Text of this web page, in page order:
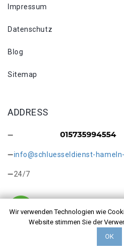
Wir verwenden Technologien wie
Website stimmen Sie der
ОК
Impressum
Datenschutz
Blog
Sitemap
ADDRESS
info@schluesseldienst-
24/7
Copyright © 2026